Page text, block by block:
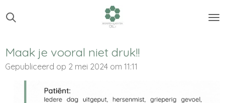
direct
hoofdinhoud
Maak je vooral niet druk!!
Gepubliceerd op 2 mei 2024 om 11:11